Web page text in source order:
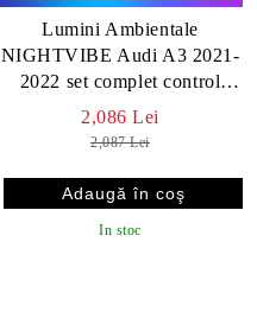
Lumini Ambientale
NIGHTVIBE Audi A3 2021-
2022 set complet control
telefon sau sistem original
2,086 Lei
2,087 Lei
In stoc